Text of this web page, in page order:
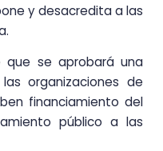
y desacredita a las
que se aprobará una
organizaciones de
financiamiento del
público a las